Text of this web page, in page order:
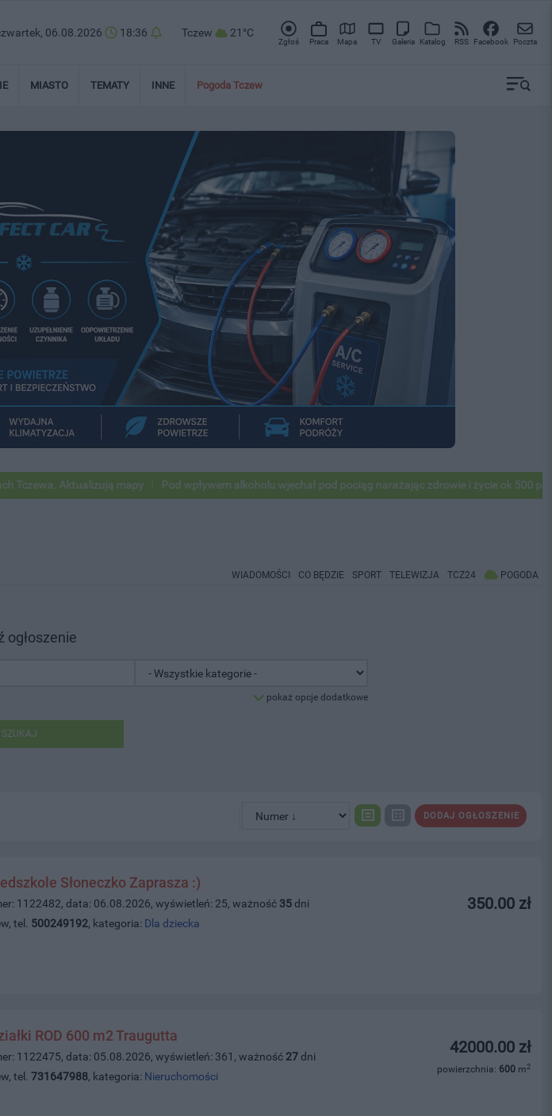
06.08.2026 18:36 Tczew 21°C
Zgłoś Praca Mapa TV Galeria Katalog RSS Facebook Poczta
MIASTO TEMATY INNE Pogoda Tczew
Aktualizują mapy Pod wpływem alkoholu wjechał pod pociąg narażając zdrowie i życie ok 500 pasażerów!
WIADOMOŚCI CO BĘDZIE SPORT TELEWIZJA TCZ24 POGODA
ogłoszenie
pokaż opcje dodatkowe
SZUKAJ
DODAJ OGŁOSZENIE
Słoneczko Zaprasza :)
350.00 zł
1122482, data: 06.08.2026, wyświetleń: 25, ważność 35 dni
tel. 500249192, kategoria: Dla dziecka
ROD 600 m2 Traugutta
42000.00 zł
powierzchnia: 600 m2
1122475, data: 05.08.2026, wyświetleń: 361, ważność 27 dni
tel.731647988, kategoria: Nieruchomości